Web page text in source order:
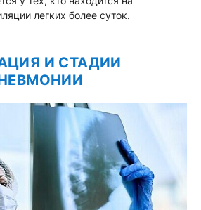
легких более суток.
И СТАДИИ